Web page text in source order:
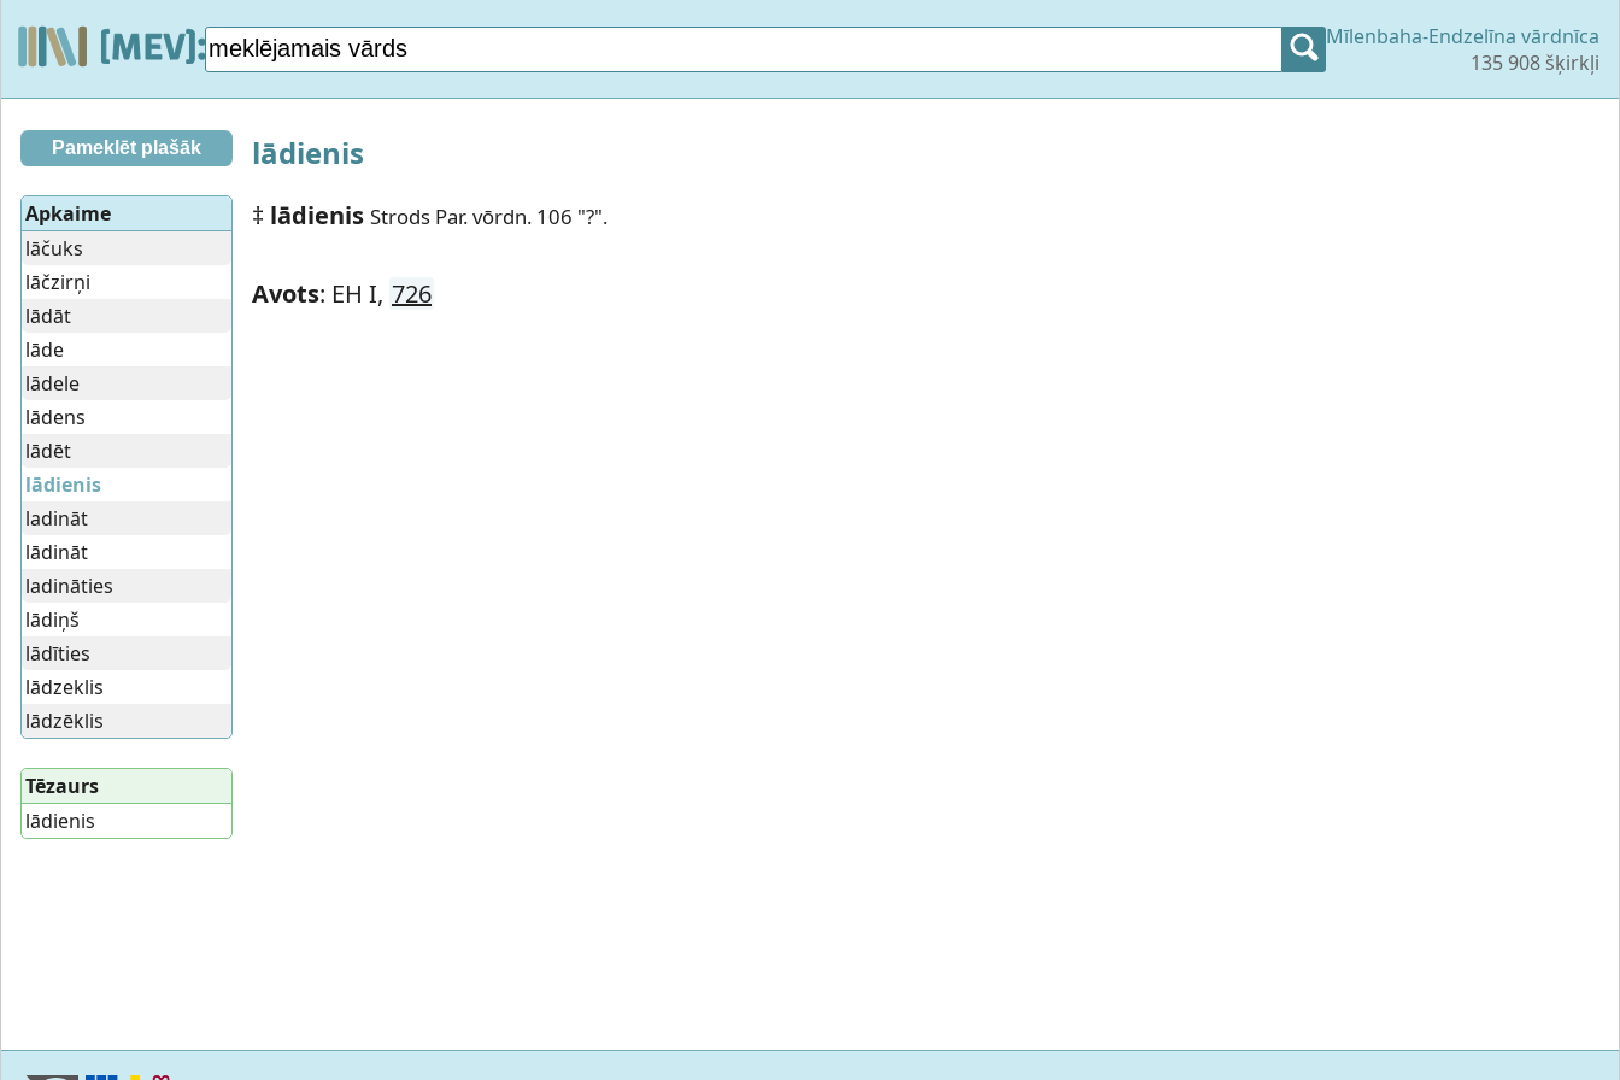
Mīlenbaha-Endzelīna vārdnīca
135 908 šķirkļi
lādienis
‡ lādienis Strods Par. vōrdn. 106 "?".
Avots: EH I, 726
Pameklēt plašāk
Apkaime
lāčuks
lāčzirņi
lādāt
lāde
lādele
lādens
lādēt
lādienis
ladināt
lādināt
ladināties
lādiņš
lādīties
lādzeklis
lādzēklis
Tēzaurs
lādienis